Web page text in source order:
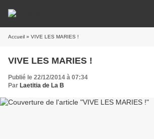
Accueil » VIVE LES MARIES !
VIVE LES MARIES !
Publié le 22/12/2014 à 07:34
Par Laetitia de La B